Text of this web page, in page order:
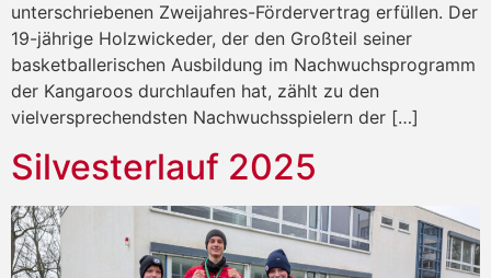
unterschriebenen Zweijahres-Fördervertrag erfüllen. Der
19-jährige Holzwickeder, der den Großteil seiner
basketballerischen Ausbildung im Nachwuchsprogramm
der Kangaroos durchlaufen hat, zählt zu den
vielversprechendsten Nachwuchsspielern der […]
Silvesterlauf 2025